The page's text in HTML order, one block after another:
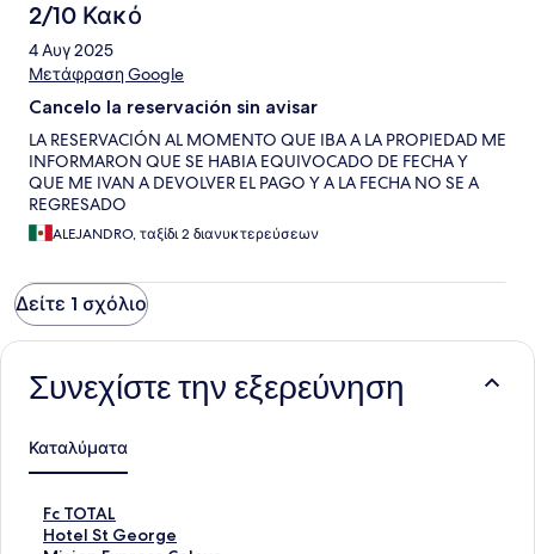
2/10 Κακό
4 Αυγ 2025
Μετάφραση Google
Cancelo la reservación sin avisar
LA RESERVACIÓN AL MOMENTO QUE IBA A LA PROPIEDAD ME
INFORMARON QUE SE HABIA EQUIVOCADO DE FECHA Y
QUE ME IVAN A DEVOLVER EL PAGO Y A LA FECHA NO SE A
REGRESADO
ALEJANDRO, ταξίδι 2 διανυκτερεύσεων
Δείτε 1 σχόλιο
Συνεχίστε την εξερεύνηση
Καταλύματα
Fc TOTAL
Σ
τ
Hotel St George
Σ